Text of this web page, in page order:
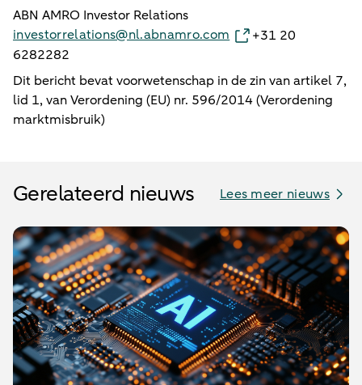
ABN AMRO Investor Relations
investorrelations@nl.abnamro.com
+31 20
6282282
Dit bericht bevat voorwetenschap in de zin van artikel 7,
lid 1, van Verordening (EU) nr. 596/2014 (Verordening
marktmisbruik)
Gerelateerd nieuws Lees meer nieuws